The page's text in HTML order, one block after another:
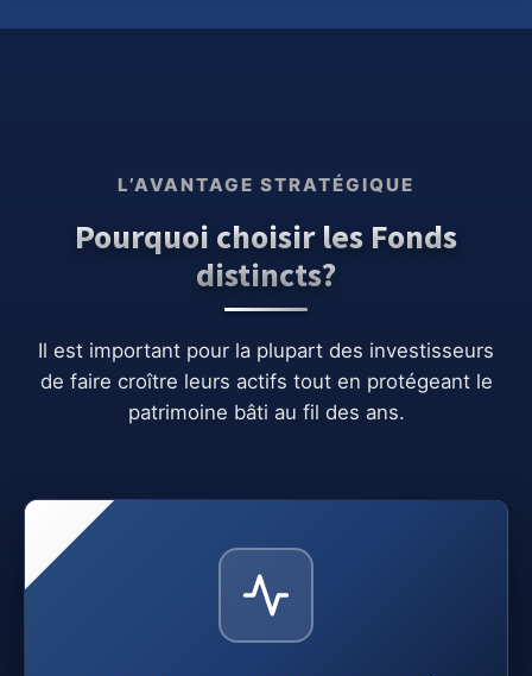
L’AVANTAGE STRATÉGIQUE
Pourquoi choisir les Fonds
distincts?
Il est important pour la plupart des investisseurs
de faire croître leurs actifs tout en protégeant le
patrimoine bâti au fil des ans.